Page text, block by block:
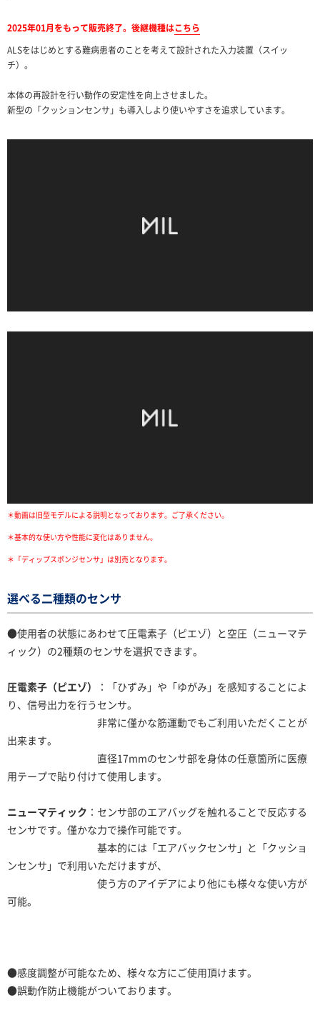
2025年01月をもって販売終了。後継機種はこちら
ALSをはじめとする難病患者のことを考えて設計された入力装置（スイッ
チ）。
本体の再設計を行い動作の安定性を向上させました。
新型の「クッションセンサ」も導入しより使いやすさを追求しています。
＊動画は旧型モデルによる説明となっております。ご了承ください。
＊基本的な使い方や性能に変化はありません。
＊「ディップスポンジセンサ」は別売となります。
選べる二種類のセンサ
●使用者の状態にあわせて圧電素子（ピエゾ）と空圧（ニューマテ
ィック）の2種類のセンサを選択できます。
圧電素子（ピエゾ）
：「ひずみ」や「ゆがみ」を感知することによ
り、信号出力を行うセンサ。
非常に僅かな筋運動でもご利用いただくことが
出来ます。
直径17mmのセンサ部を身体の任意箇所に医療
用テープで貼り付けて使用します。
ニューマティック ：センサ部のエアバッグを触れることで反応する
センサです。僅かな力で操作可能です。
基本的には「エアバックセンサ」と「クッショ
ンセンサ」で利用いただけますが、
使う方のアイデアにより他にも様々な使い方が
可能。
●感度調整が可能なため、様々な方にご使用頂けます。
●誤動作防止機能がついております。